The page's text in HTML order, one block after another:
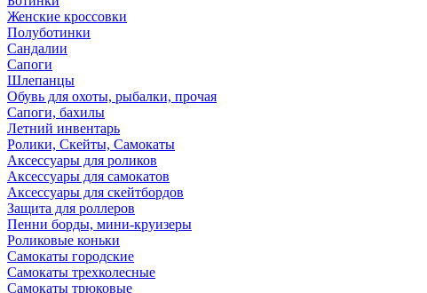
Женские кроссовки
Полуботинки
Сандалии
Сапоги
Шлепанцы
Обувь для охоты, рыбалки, прочая
Сапоги, бахилы
Летний инвентарь
Ролики, Скейты, Самокаты
Аксессуары для роликов
Аксессуары для самокатов
Аксессуары для скейтбордов
Защита для роллеров
Пенни борды, мини-круизеры
Роликовые коньки
Самокаты городские
Самокаты трехколесные
Самокаты трюковые